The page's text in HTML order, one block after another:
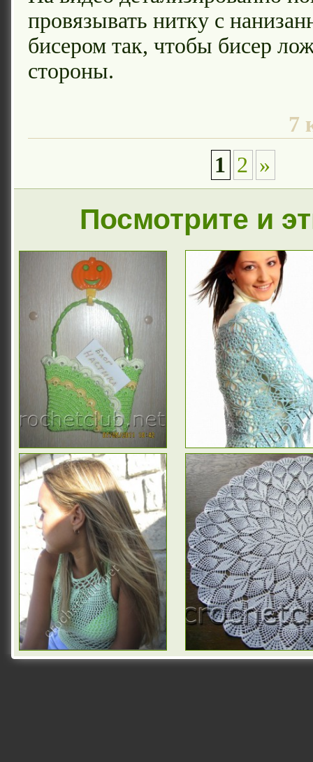
провязывать нитку с
бисером так, чтобы бисер
стороны.
7
1 2 »
Посмотрите и